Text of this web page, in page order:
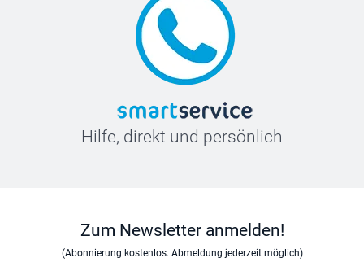
Hilfe, direkt und persönlich
Zum Newsletter anmelden!
(Abonnierung kostenlos. Abmeldung jederzeit möglich)